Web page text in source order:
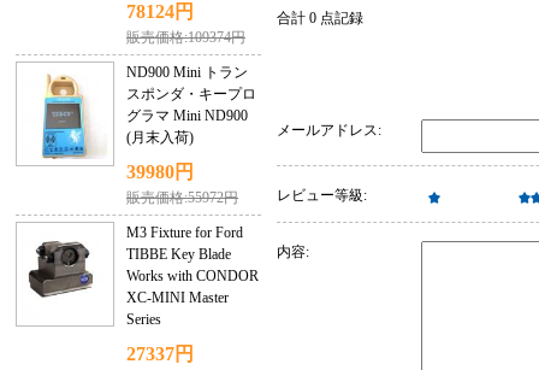
78124円
販売価格:109374円
ND900 Mini トラン
スポンダ・キープロ
グラマ Mini ND900
(月末入荷)
39980円
販売価格:55972円
M3 Fixture for Ford
TIBBE Key Blade
Works with CONDOR
XC-MINI Master
Series
27337円
合計 0 点記録
メールアドレス:
レビュー等級:
内容: